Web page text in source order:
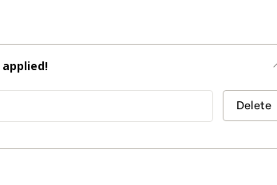
applied!
Delete